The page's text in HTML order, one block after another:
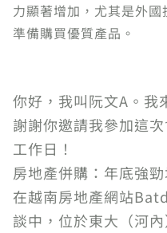
力顯著增加，尤其是外
準備購買優質產品。
你好，我叫阮文A。我
謝謝你邀請我參加這
工作日！
房地產併購：年底強
在越南房地產網站
談中，位於東大（河